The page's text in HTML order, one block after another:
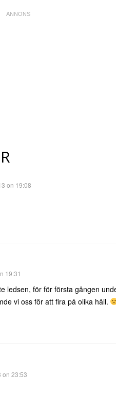
on 19:08
19:31
ledsen, för för första gången
vi oss för att fira på olika håll.
on 23:53